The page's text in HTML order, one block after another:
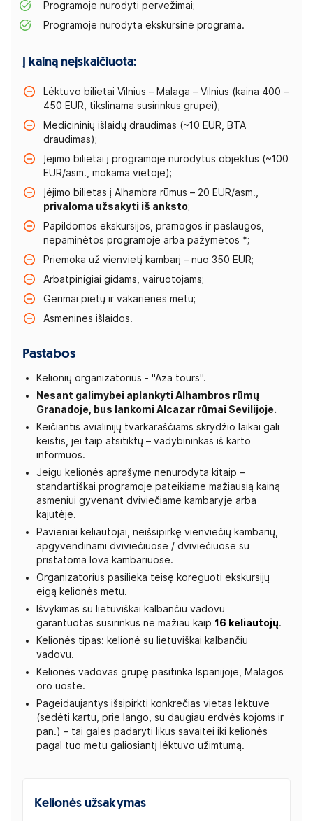
Programoje nurodyti pervežimai;
Programoje nurodyta ekskursinė programa.
Į kainą neįskaičiuota:
Lėktuvo bilietai Vilnius – Malaga – Vilnius (kaina 400 –
450 EUR, tikslinama susirinkus grupei);
Medicininių išlaidų draudimas (~10 EUR, BTA
draudimas);
Įėjimo bilietai į programoje nurodytus objektus (~100
EUR/asm., mokama vietoje);
Įėjimo bilietas į Alhambra rūmus – 20 EUR/asm.,
privaloma užsakyti iš anksto;
Papildomos ekskursijos, pramogos ir paslaugos,
nepaminėtos programoje arba pažymėtos *;
Priemoka už vienvietį kambarį – nuo 350 EUR;
Arbatpinigiai gidams, vairuotojams;
Gėrimai pietų ir vakarienės metu;
Asmeninės išlaidos.
Pastabos
Kelionių organizatorius - "Aza tours".
Nesant galimybei aplankyti Alhambros rūmų
Granadoje, bus lankomi Alcazar rūmai Sevilijoje.
Keičiantis avialinijų tvarkaraščiams skrydžio laikai gali
keistis, jei taip atsitiktų – vadybininkas iš karto
informuos.
Jeigu kelionės aprašyme nenurodyta kitaip –
standartiškai programoje pateikiame mažiausią kainą
asmeniui gyvenant dviviečiame kambaryje arba
kajutėje.
Pavieniai keliautojai, neišsipirkę vienviečių kambarių,
apgyvendinami dviviečiuose / dviviečiuose su
pristatoma lova kambariuose.
Organizatorius pasilieka teisę koreguoti ekskursijų
eigą kelionės metu.
Išvykimas su lietuviškai kalbančiu vadovu
garantuotas susirinkus ne mažiau kaip 16 keliautojų.
Kelionės tipas: kelionė su lietuviškai kalbančiu
vadovu.
Kelionės vadovas grupę pasitinka Ispanijoje, Malagos
oro uoste.
Pageidaujantys išsipirkti konkrečias vietas lėktuve
(sėdėti kartu, prie lango, su daugiau erdvės kojoms ir
pan.) – tai galės padaryti likus savaitei iki kelionės
pagal tuo metu galiosiantį lėktuvo užimtumą.
Kelionės užsakymas